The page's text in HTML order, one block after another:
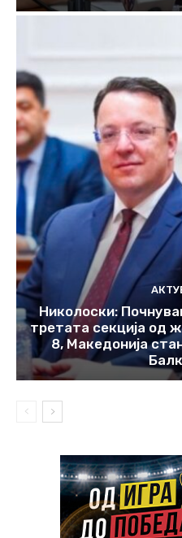
Николоски:
третата секција од
8, Македонија